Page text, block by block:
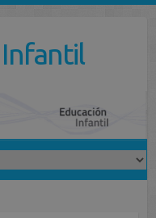
Infantil